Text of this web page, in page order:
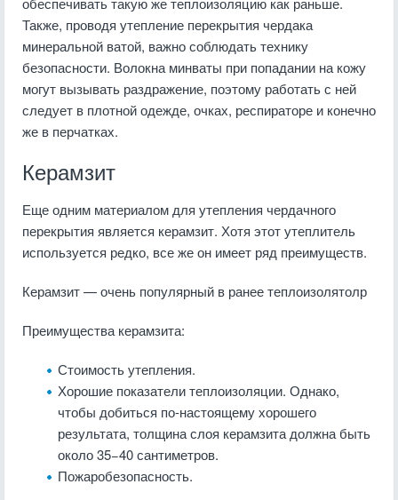
Также, проводя утепление перекрытия чердака
минеральной ватой, важно соблюдать технику
безопасности. Волокна минваты при попадании на кожу
могут вызывать раздражение, поэтому работать с ней
следует в плотной одежде, очках, респираторе и конечно
же в перчатках.
Керамзит
Еще одним материалом для утепления чердачного
перекрытия является керамзит. Хотя этот утеплитель
используется редко, все же он имеет ряд преимуществ.
Керамзит — очень популярный в ранее теплоизолятолр
Преимущества керамзита:
Стоимость утепления.
Хорошие показатели теплоизоляции. Однако,
чтобы добиться по-настоящему хорошего
результата, толщина слоя керамзита должна быть
около 35−40 сантиметров.
Пожаробезопасность.